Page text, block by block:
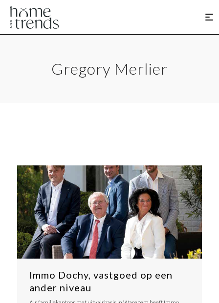
Gregory Merlier
Immo Dochy, vastgoed op een
ander niveau